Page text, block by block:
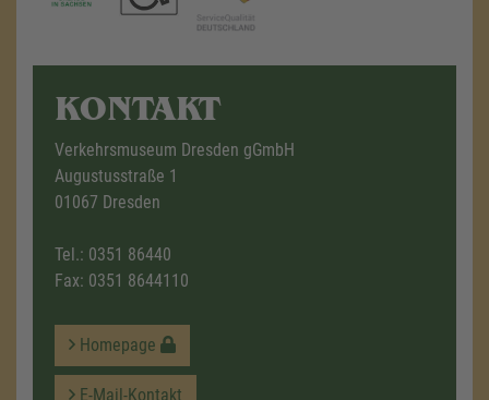
KONTAKT
Verkehrsmuseum Dresden gGmbH
Augustusstraße 1
01067 Dresden
Tel.: 0351 86440
Fax: 0351 8644110
Homepage
E-Mail-Kontakt